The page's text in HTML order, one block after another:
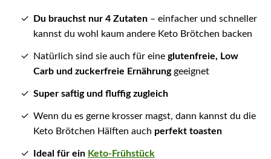
Du brauchst nur 4 Zutaten– einfacher und schneller
kannst du wohl kaum andere Keto Brötchen backen
Natürlich sind sie auch für eine glutenfreie, Low
Carb und zuckerfreie Ernährunggeeignet
Super saftig und fluffig zugleich
Wenn du es gerne krosser magst, dann kannst du die
Keto Brötchen Hälften auch perfekt toasten
Ideal für ein Keto-Frühstück